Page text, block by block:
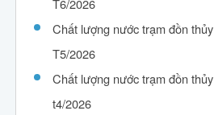
T6/2026
Chất lượng nước trạm đồn thủy
T5/2026
Chất lượng nước trạm đồn thủy
t4/2026